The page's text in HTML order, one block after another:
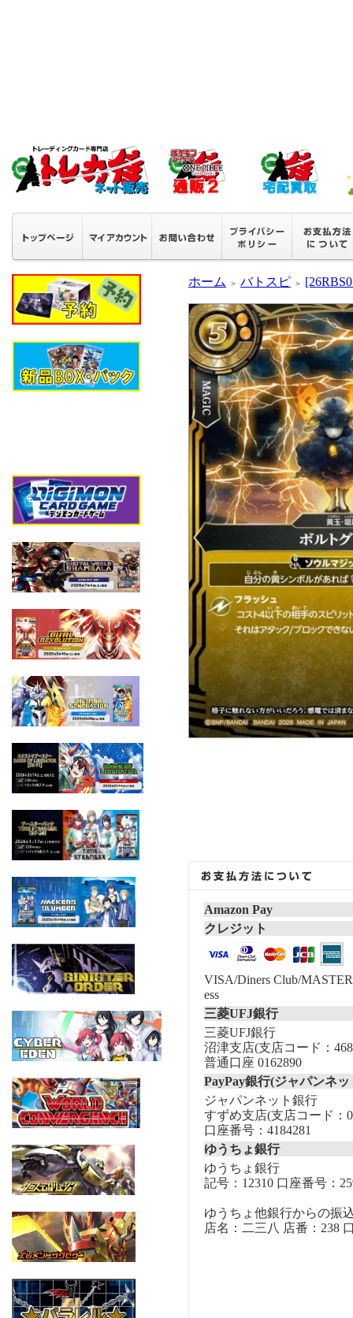
ホーム ＞ バトスピ ＞
Amazon Pay
クレジット
VISA/Diners Club/
ess
三菱UFJ銀行
三菱UFJ銀行
沼津支店(支店コード：
普通口座 0162890
PayPay銀行(ジャパンネ
ジャパンネット銀行
すずめ支店(支店コード：
口座番号：4184281
ゆうちょ銀行
ゆうちょ銀行
記号：12310 口座番号：
ゆうちょ他銀行からの振
店名：二三八 店番：238